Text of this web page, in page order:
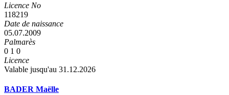
Licence No
118219
Date de naissance
05.07.2009
Palmarès
0 1 0
Licence
Valable jusqu'au 31.12.2026
BADER Maëlle